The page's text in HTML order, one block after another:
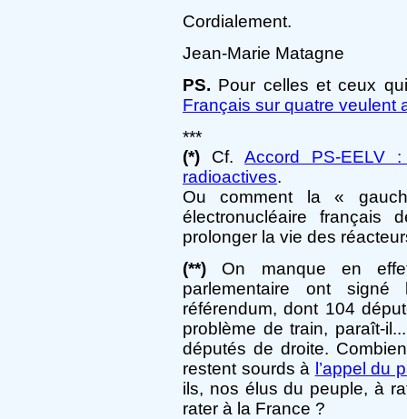
Cordialement.
Jean-Marie Matagne
PS. Pour celles et ceux
Français sur quatre veulent
***
(*) Cf.Accord PS-EELV
radioactives.
Ou comment la «
électronucléaire français
prolonger la vie des
(**) On manque en
parlementaire ont
référendum, dont 104
problème de train, paraît-
députés de droite.
restent sourds à l’appel du
ils, nos élus du peuple, à
rater à la France ?